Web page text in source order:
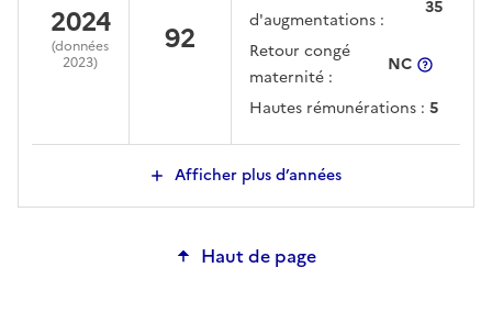
2024
(données
2023)
92
d'augmentations :
35
Retour congé
maternité :
NC plus
Hautes rémunérations : 5
Afficher plus d’années
Haut de page